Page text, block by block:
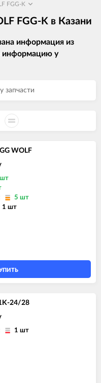
FGG-K
FGG-K в Казани
информация из
информацию у
запчасти
WOLF
5 шт
1 шт
24/28
1 шт